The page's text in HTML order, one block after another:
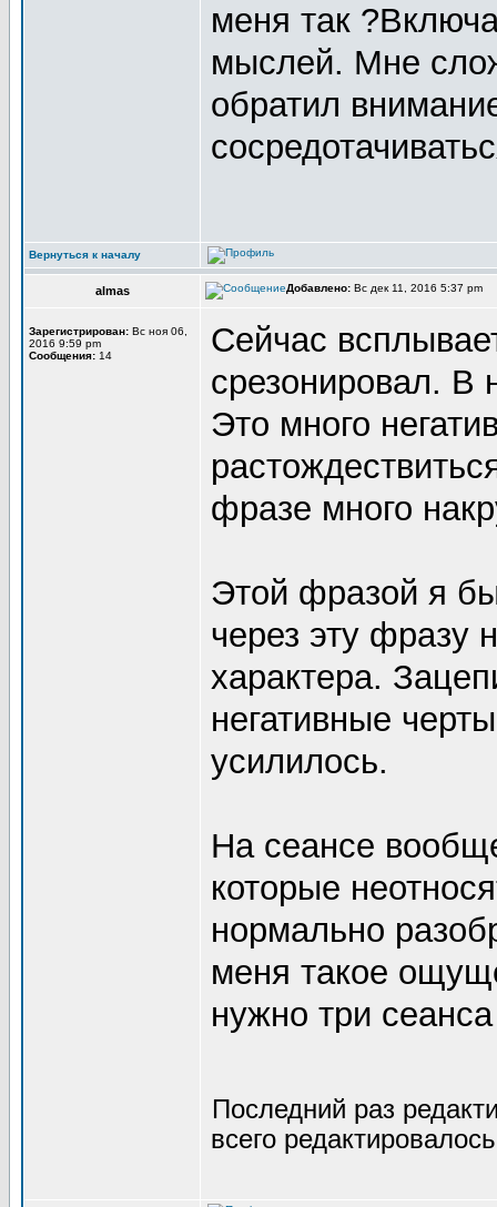
меня так
мыслей. Мне
обратил
Вернуться к началу
almas Добавлено: Вс дек 11, 2016 5:37 pm
Зарегистрирован: Вс ноя 06,
2016 9:59 pm
Сообщения: 14
Сейчас
срезонировал. В
Это много
фразе много
Этой фразой я
через эту фразу
характера.
негативные
усилилось.
На сеансе
которые
нормально
меня такое
нужно три
Последний раз
всего